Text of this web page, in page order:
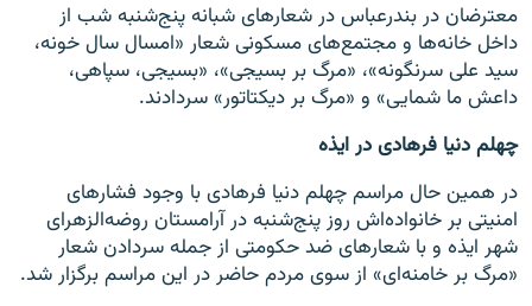
معترضان در بندرعباس در شعارهای شبانه پنج‌شنبه شب از
داخل خانه‌ها و مجتمع‌های مسکونی شعار «امسال سال خونه،
سید علی سرنگونه»، «مرگ بر بسیجی»، «بسیجی، سپاهی،
داعش ما شمایی» و «مرگ بر دیکتاتور» سردادند.
چهلم دنیا فرهادی در ایذه
در همین حال مراسم چهلم دنیا فرهادی با وجود فشارهای
امنیتی بر خانواده‌اش روز پنج‌شنبه در آرامستان روضه‌الزهرای
شهر ایذه و با شعارهای ضد حکومتی از جمله سردادن شعار
«مرگ بر خامنه‌ای» از سوی مردم حاضر در این مراسم برگزار شد.